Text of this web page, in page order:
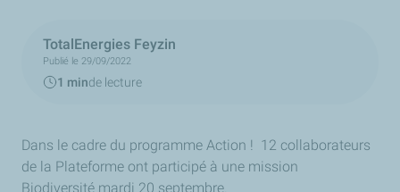
TotalEnergies Feyzin
Publié le 29/09/2022
1 minde lecture
Dans le cadre du programme Action ! 12 collaborateurs
de la Plateforme ont participé à une mission
Biodiversité mardi 20 septembre.